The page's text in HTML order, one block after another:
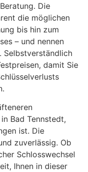
Die
die möglichen
bis hin zum
– und nennen
Selbstverständlich
damit Sie
in Bad Tennstedt,
ist. Die
zuverlässig. Ob
Schlosswechsel
Ihnen in dieser